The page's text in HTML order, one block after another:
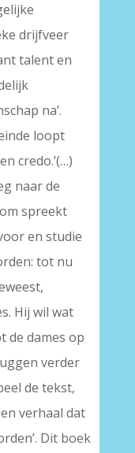
drijfveer
talent en
na’.
loopt
credo.’(…)
naar de
spreekt
en studie
tot nu
Hij wil wat
de dames op
verder
de tekst,
verhaal dat
Dit boek